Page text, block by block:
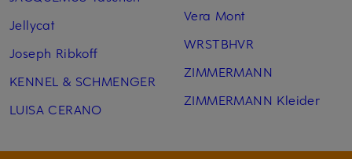
Jellycat
Joseph Ribkoff
KENNEL & SCHMENGER
LUISA CERANO
Vera Mont
WRSTBHVR
ZIMMERMANN
ZIMMERMANN Kleider